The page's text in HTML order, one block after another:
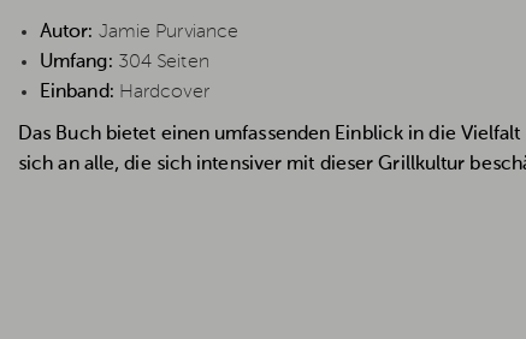
Autor: Jamie Purviance
Umfang: 304 Seiten
Einband: Hardcover
Das Buch bietet einen umfassenden Einblick in die
sich an alle, die sich intensiver mit dieser Grillkultur